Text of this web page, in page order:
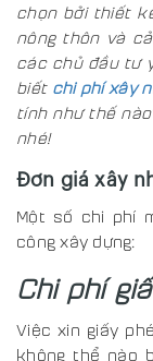
chọn bởi thiết
nông thôn và
các chủ đầu tư
biết chi phí xây
tính như thế
nhé!
Đơn giá xây
Một số chi phí
công xây dựng:
Chi phí
Việc xin giấy
không thể nào